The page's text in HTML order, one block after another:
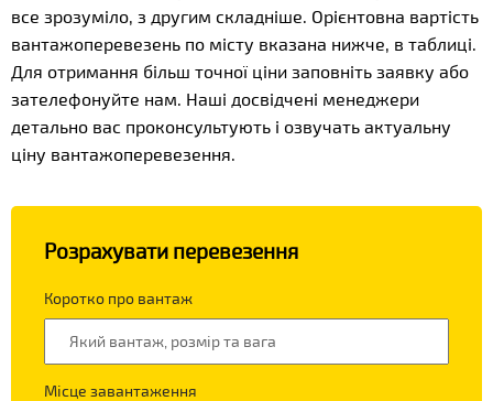
все зрозуміло, з другим складніше. Орієнтовна вартість
вантажоперевезень по місту вказана нижче, в таблиці.
Для отримання більш точної ціни заповніть заявку або
зателефонуйте нам. Наші досвідчені менеджери
детально вас проконсультують і озвучать актуальну
ціну вантажоперевезення.
Розрахувати перевезення
Коротко про вантаж
Місце завантаження